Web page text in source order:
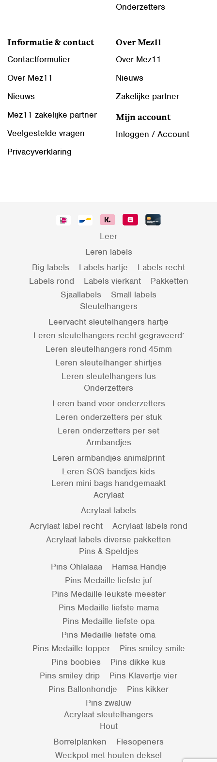
Onderzetters
Informatie & contact
Contactformulier
Over Mez11
Nieuws
Mez11 zakelijke partner
Veelgestelde vragen
Privacyverklaring
Over Mez11
Over Mez11
Nieuws
Zakelijke partner
Mijn account
Inloggen / Account
Leer
Leren labels
Big labels
Labels hartje
Labels recht
Labels rond
Labels vierkant
Pakketten
Sjaallabels
Small labels
Sleutelhangers
Leervacht sleutelhangers hartje
Leren sleutelhangers recht gegraveerd’
Leren sleutelhangers rond 45mm
Leren sleutelhanger shirtjes
Leren sleutelhangers lus
Onderzetters
Leren band voor onderzetters
Leren onderzetters per stuk
Leren onderzetters per set
Armbandjes
Leren armbandjes animalprint
Leren SOS bandjes kids
Leren mini bags handgemaakt
Acrylaat
Acrylaat labels
Acrylaat label recht
Acrylaat labels rond
Acrylaat labels diverse pakketten
Pins & Speldjes
Pins Ohlalaaa
Hamsa Handje
Pins Medaille liefste juf
Pins Medaille leukste meester
Pins Medaille liefste mama
Pins Medaille liefste opa
Pins Medaille liefste oma
Pins Medaille topper
Pins smiley smile
Pins boobies
Pins dikke kus
Pins smiley drip
Pins Klavertje vier
Pins Ballonhondje
Pins kikker
Pins zwaluw
Acrylaat sleutelhangers
Hout
Borrelplanken
Flesopeners
Weckpot met houten deksel